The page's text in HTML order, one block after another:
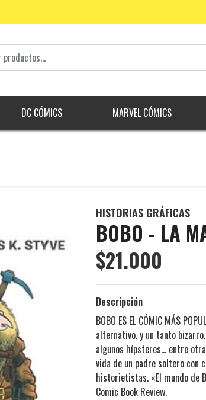
DC CÓMICS MARVEL CÓMICS
HISTORIAS GRÁFICAS
BOBO - LA
$21.000
Descripción
BOBO ES EL CÓMIC MÁS
alternativo, y un tanto
algunos hípsteres... entre
vida de un padre soltero con
historietistas. «El mundo de
Comic Book Review.